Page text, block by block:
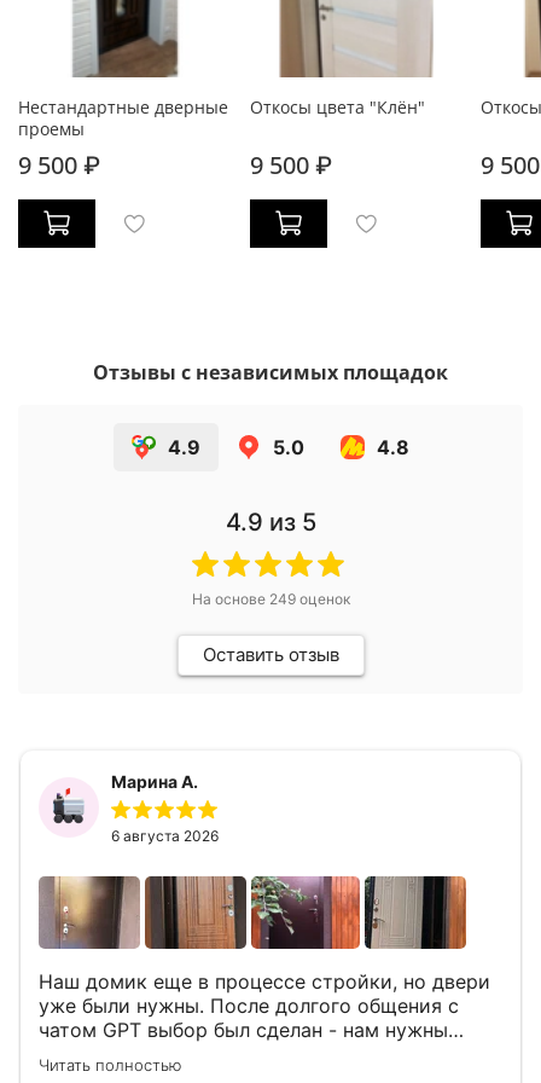
Нестандартные дверные
проемы
9 500 ₽
Откосы цвета "Клён"
9 500 ₽ 9
Отзывы с независимых площадок
4.9 5.0 4.8
4.9 из 5
На основе 249оценок
Оставить отзыв
Марина А.
6 августа 2026
Наш домик еще в процессе стройки, но двери
уже были нужны. После долгого общения с
чатом GPT выбор был сделан - нам нужны
двери Аргус Термо Композит, которые нашлись
в компании ДвериОпт . Менеджер Филипп
Читать полностью